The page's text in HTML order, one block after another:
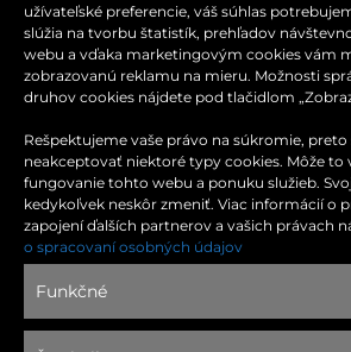
užívateľské preferencie, váš súhlas
slúžia na tvorbu štatistík, prehľadov
webu a vďaka marketingovým cookies vám
zobrazovanú reklamu na mieru. Možnosti
druhov cookies nájdete pod tlačidlom
Rešpektujeme vaše právo na súkromie,
neakceptovať niektoré typy cookies. Môže to
fungovanie tohto webu a ponuku služieb.
kedykoľvek neskôr zmeniť. Viac informácií o
zapojení ďalších partnerov a vašich právach
o spracovaní osobných údajov
Funkčné
KONTAKT
Moldavská cesta 32